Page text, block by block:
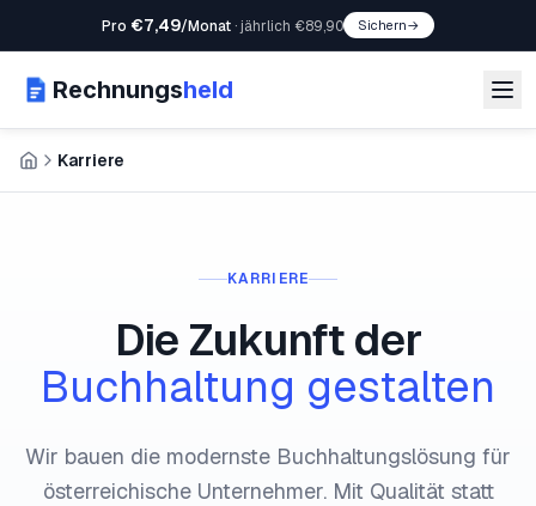
Pro €7,49/Monat · jährlich €89,90 Sichern→
Rechnungsheld
Karriere
KARRIERE
Die Zukunft der
Buchhaltung gestalten
Wir bauen die modernste Buchhaltungslösung für
österreichische Unternehmer. Mit Qualität statt